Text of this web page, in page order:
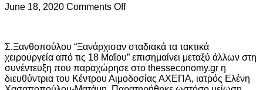
June 18, 2020 Comments Offon
“Μειώθηκαν
οι
αιμοληψίες
μετά
Σ.Ξανθοπούλου “Ξανάρχισαν σταδιακά τα τακτικά
χειρουργεία από τις 18 Μαΐου” επισημαίνει μεταξύ άλλων στη
συνέντευξη που παραχώρησε στο thesseconomy.gr η
διευθύντρια του Κέντρου Αιμοδοσίας ΑΧΕΠΑ, ιατρός Ελένη